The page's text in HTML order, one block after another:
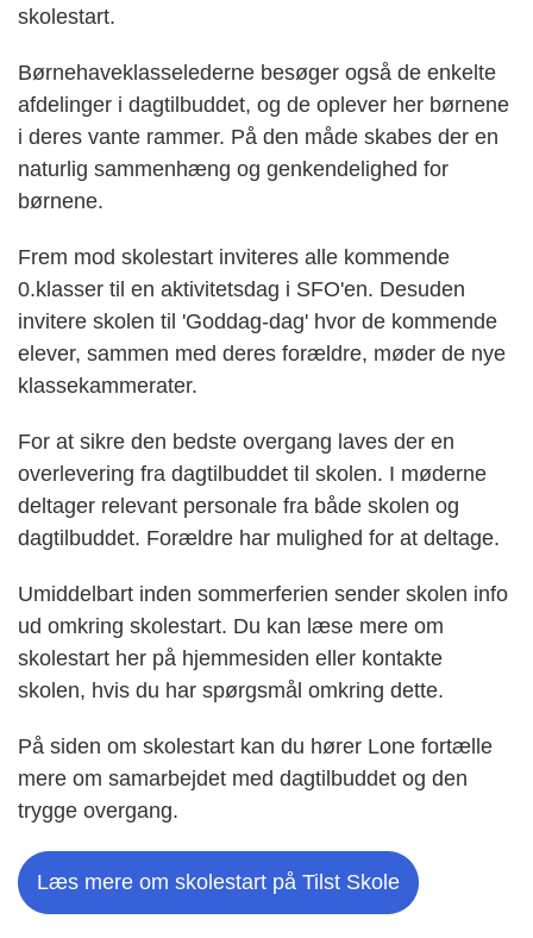
skolestart.
Børnehaveklasselederne besøger også de enkelte
afdelinger i dagtilbuddet, og de oplever her børnene
i deres vante rammer. På den måde skabes der en
naturlig sammenhæng og genkendelighed for
børnene.
Frem mod skolestart inviteres alle kommende
0.klasser til en aktivitetsdag i SFO'en. Desuden
invitere skolen til 'Goddag-dag' hvor de kommende
elever, sammen med deres forældre, møder de nye
klassekammerater.
For at sikre den bedste overgang laves der en
overlevering fra dagtilbuddet til skolen. I møderne
deltager relevant personale fra både skolen og
dagtilbuddet. Forældre har mulighed for at deltage.
Umiddelbart inden sommerferien sender skolen info
ud omkring skolestart. Du kan læse mere om
skolestart her på hjemmesiden eller kontakte
skolen, hvis du har spørgsmål omkring dette.
På siden om skolestart kan du hører Lone fortælle
mere om samarbejdet med dagtilbuddet og den
trygge overgang.
Læs mere om skolestart på Tilst Skole